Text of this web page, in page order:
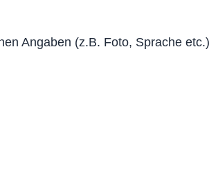
Angaben (z.B. Foto, Sprache